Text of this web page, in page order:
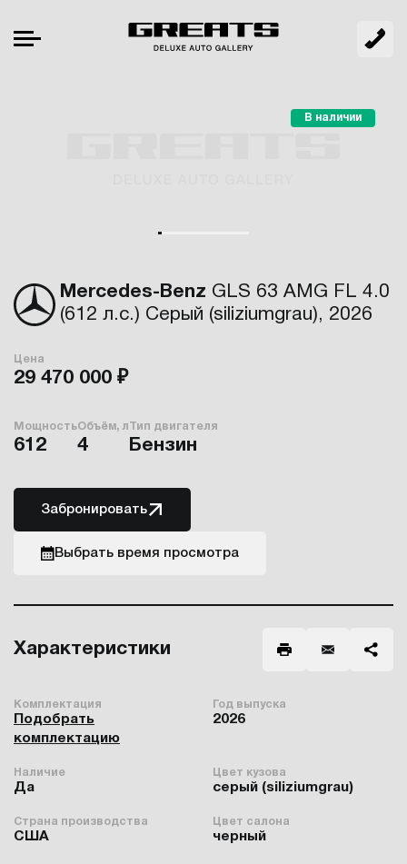
Mercedes-Benz GLS 63 AMG FL 4.0
(612 л.с.) Серый (siliziumgrau), 2026
В наличии
Цена
29 470 000 ₽
Мощность
612
Объём, л
4
Тип двигателя
Бензин
Забронировать
Выбрать время просмотра
Характеристики
Комплектация
Подобрать
комплектацию
Год выпуска
2026
Наличие
Да
Цвет кузова
серый (siliziumgrau)
Страна производства
США
Цвет салона
черный